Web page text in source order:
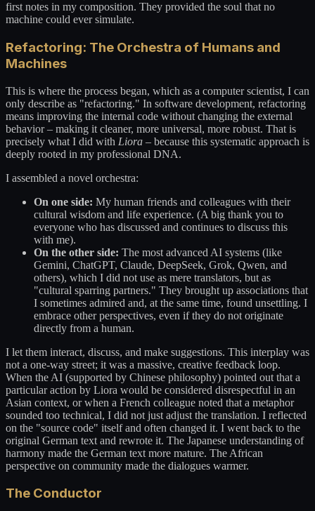
first notes in my composition. They provided the soul that no
machine could ever simulate.
Refactoring: The Orchestra of Humans and
Machines
This is where the process began, which as a computer scientist, I can
only describe as "refactoring." In software development, refactoring
means improving the internal code without changing the external
behavior – making it cleaner, more universal, more robust. That is
precisely what I did with Liora – because this systematic approach is
deeply rooted in my professional DNA.
I assembled a novel orchestra:
On one side: My human friends and colleagues with their
cultural wisdom and life experience. (A big thank you to
everyone who has discussed and continues to discuss this
with me).
On the other side: The most advanced AI systems (like
Gemini, ChatGPT, Claude, DeepSeek, Grok, Qwen, and
others), which I did not use as mere translators, but as
"cultural sparring partners." They brought up associations that
I sometimes admired and, at the same time, found unsettling. I
embrace other perspectives, even if they do not originate
directly from a human.
I let them interact, discuss, and make suggestions. This interplay was
not a one-way street; it was a massive, creative feedback loop.
When the AI (supported by Chinese philosophy) pointed out that a
particular action by Liora would be considered disrespectful in an
Asian context, or when a French colleague noted that a metaphor
sounded too technical, I did not just adjust the translation. I reflected
on the "source code" itself and often changed it. I went back to the
original German text and rewrote it. The Japanese understanding of
harmony made the German text more mature. The African
perspective on community made the dialogues warmer.
The Conductor